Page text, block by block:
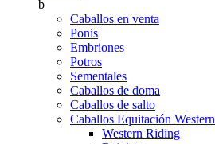
b
Caballos en venta
Ponis
Embriones
Potros
Sementales
Caballos de doma
Caballos de salto
Caballos Equitación Western
Western Riding